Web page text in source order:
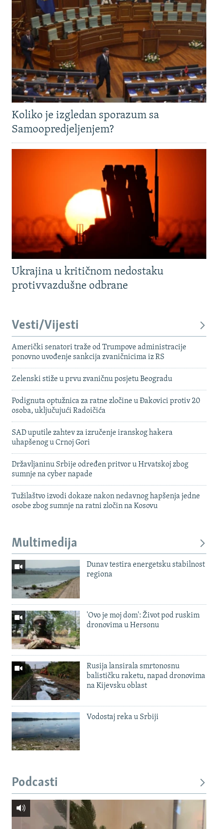
Koliko je izgledan sporazum sa
Samoopredjeljenjem?
Ukrajina u kritičnom nedostaku
protivvazdušne odbrane
Vesti/Vijesti
Američki senatori traže od Trumpove administracije
ponovno uvođenje sankcija zvaničnicima iz RS
Zelenski stiže u prvu zvaničnu posjetu Beogradu
Podignuta optužnica za ratne zločine u Đakovici protiv 20
osoba, uključujući Radoičića
SAD uputile zahtev za izručenje iranskog hakera
uhapšenog u Crnoj Gori
Državljaninu Srbije određen pritvor u Hrvatskoj zbog
sumnje na cyber napade
Tužilaštvo izvodi dokaze nakon nedavnog hapšenja jedne
osobe zbog sumnje na ratni zločin na Kosovu
Multimedija
Dunav testira energetsku stabilnost
regiona
'Ovo je moj dom': Život pod ruskim
dronovima u Hersonu
Rusija lansirala smrtonosnu
balističku raketu, napad dronovima
na Kijevsku oblast
Vodostaj reka u Srbiji
Podcasti